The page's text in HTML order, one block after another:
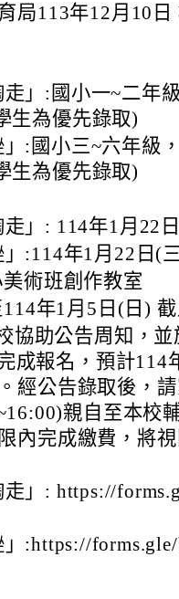
局113年12月10
走」:國小一~二年
生為優先錄取)
:國小三~六年級
生為優先錄取)
走」: 114年1月22
:114年1月22日(
術班創作教室
年1月5日(日)
協助公告周知，
成報名，預計114
經公告錄取後，
親自至本校
內完成繳費，將
走」: https://
:https://